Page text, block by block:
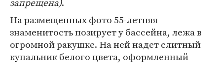
На размещенных фото 55-летняя
знаменитость позирует у бассейна, лежа в
огромной ракушке. На ней надет слитный
купальник белого цвета, оформленный